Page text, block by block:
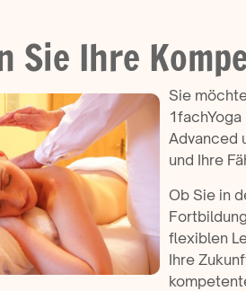
Sie Ihre
Sie
Advanced
und Ihre
Ob Sie in
flexiblen
Ihre